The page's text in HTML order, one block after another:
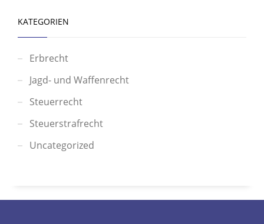
KATEGORIEN
Erbrecht
Jagd- und Waffenrecht
Steuerrecht
Steuerstrafrecht
Uncategorized